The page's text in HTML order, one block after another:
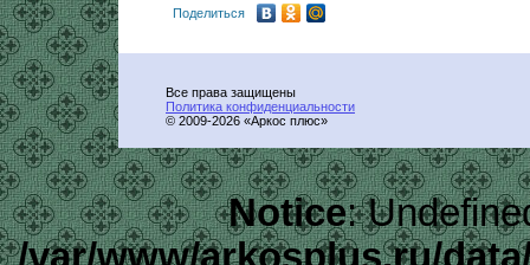
Поделиться
Все права защищены
Политика конфиденциальности
© 2009-2026 «Аркос плюс»
Notice: